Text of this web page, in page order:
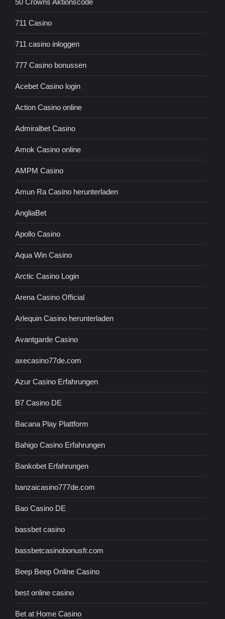
50 Crowns Aktionscode
711 Casino
711 casino inloggen
777 Casino bonussen
Acebet Casino login
Action Casino online
Admiralbet Casino
Amok Casino online
AMPM Casino
Amun Ra Casino herunterladen
AngliaBet
Apollo Casino
Aqua Win Casino
Arctic Casino Login
Arena Casino Official
Arlequin Casino herunterladen
Avantgarde Casino
axecasino77de.com
Azur Casino Erfahrungen
B7 Casino DE
Bacana Play Plattform
Bahigo Casino Erfahrungen
Bankobet Erfahrungen
banzaicasino777de.com
Bao Casino DE
bassbet casino
bassbetcasinobonusfr.com
Beep Beep Online Casino
best online casino
Bet at Home Casino